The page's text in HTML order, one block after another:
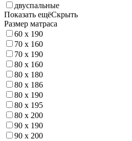
двуспальные
Показать ещёСкрыть
Размер матраса
60 x 190
70 x 160
70 x 190
80 x 160
80 x 180
80 x 186
80 x 190
80 x 195
80 x 200
90 x 190
90 x 200